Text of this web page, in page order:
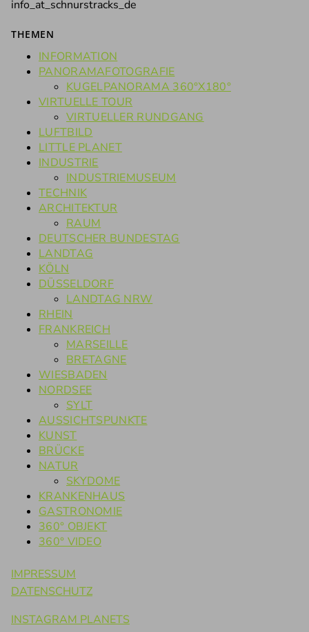
info_at_schnurstracks_de
THEMEN
INFORMATION
PANORAMAFOTOGRAFIE
KUGELPANORAMA 360°X180°
VIRTUELLE TOUR
VIRTUELLER RUNDGANG
LUFTBILD
LITTLE PLANET
INDUSTRIE
INDUSTRIEMUSEUM
TECHNIK
ARCHITEKTUR
RAUM
DEUTSCHER BUNDESTAG
LANDTAG
KÖLN
DÜSSELDORF
LANDTAG NRW
RHEIN
FRANKREICH
MARSEILLE
BRETAGNE
WIESBADEN
NORDSEE
SYLT
AUSSICHTSPUNKTE
KUNST
BRÜCKE
NATUR
SKYDOME
KRANKENHAUS
GASTRONOMIE
360° OBJEKT
360° VIDEO
IMPRESSUM
DATENSCHUTZ
INSTAGRAM PLANETS